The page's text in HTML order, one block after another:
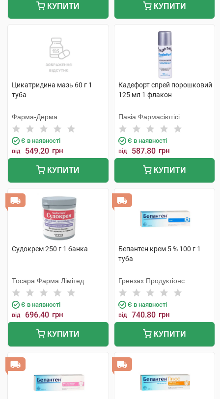
КУПИТИ КУПИТИ
Цикатридина мазь 60 г 1
туба
Фарма-Дерма
Є в наявності
від 549.20 грн
КУПИТИ
Кадефорт спрей порошковий
125 мл 1 флакон
Павіа Фармасіютісі
Є в наявності
від 587.80 грн
КУПИТИ
Судокрем 250 г 1 банка
Тосара Фарма Лімітед
Є в наявності
від 696.40 грн
КУПИТИ
Бепантен крем 5 % 100 г 1
туба
Грензах Продуктіонс
Є в наявності
від 740.80 грн
КУПИТИ